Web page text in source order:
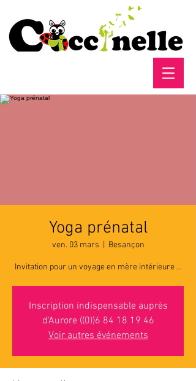
Yoga prénatal
ven. 03 mars Besançon
Invitation pour un voyage en mère intérieure ...
Inscription indispensable auprès
d'Aurore ((0))6 84 18 19 46
Voir autres événements